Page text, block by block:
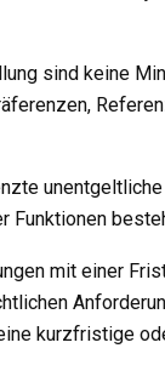
sind keine
Funktionen
mit einer
kurzfristige